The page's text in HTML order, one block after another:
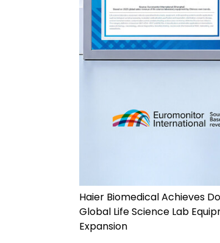
Haier Biomedical Achieves
Global Life Science Lab
Expansion